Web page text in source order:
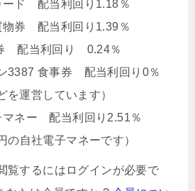
ード 配当利回り1.18％
物券 配当利回り1.39％
配当利回り 0.24％
3387 食事券 配当利回り0％
を運営しています）
マネー 配当利回り2.51％
の自社電子マネーです）
覧するにはログインが必要で